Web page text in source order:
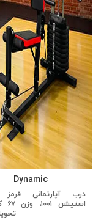
Dynamic
درب آپارتمانی